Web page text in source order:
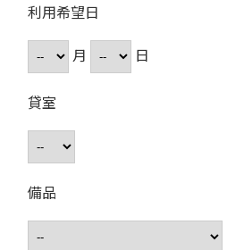
利用希望日
月
日
貸室
備品